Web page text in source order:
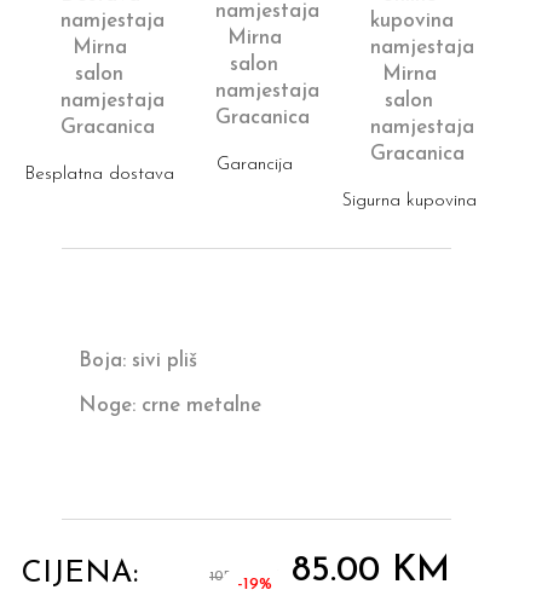
Besplatna dostava
Garancija
Sigurna kupovina
Boja: sivi pliš
Noge: crne metalne
CIJENA: 105.00KM 85.00 KM
-19%